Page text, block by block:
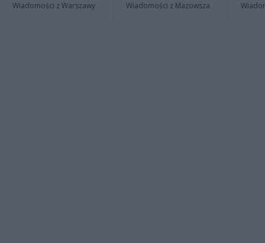
Wiadomości z Warszawy Wiadomości z Mazowsza